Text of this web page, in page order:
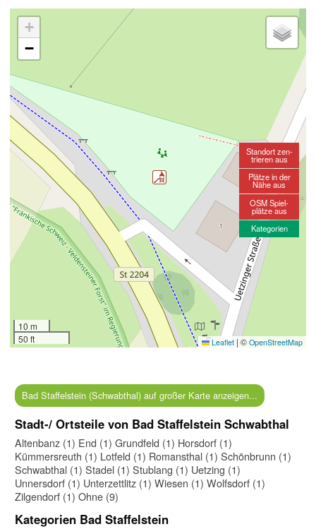
+
−
10 m
50 ft
Leaflet | © OpenStreetMap
Standort zen-
trieren aus
Plätze in der
Nähe aus
OSM Spiel-
plätze aus
Kategorien
Bad Staffelstein (Schwabthal) auf großer Karte anzeigen...
Stadt-/ Ortsteile von Bad Staffelstein Schwabthal
Altenbanz (1) End (1) Grundfeld (1) Horsdorf (1)
Kümmersreuth (1) Lotfeld (1) Romansthal (1) Schönbrunn (1)
Schwabthal (1) Stadel (1) Stublang (1) Uetzing (1)
Unnersdorf (1) Unterzettlitz (1) Wiesen (1) Wolfsdorf (1)
Zilgendorf (1) Ohne (9)
Kategorien Bad Staffelstein